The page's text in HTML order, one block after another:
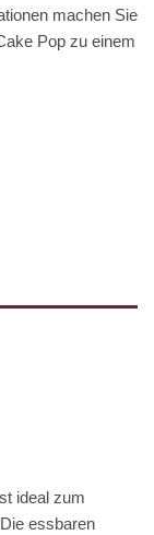
machen Sie
Pop zu einem
ideal zum
essbaren